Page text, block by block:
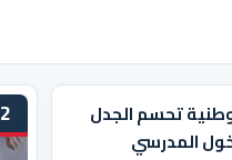
تحسم الجدل
المدرسي
2